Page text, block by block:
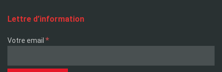
Lettre d’information
Votre email *